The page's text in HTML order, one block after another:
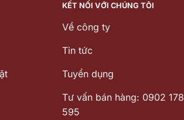
KẾT NỐI VỚI CHÚNG TÔI
Về công ty
Tin tức
Tuyển dụng
Tư vấn bán hàng: 0902 178
595